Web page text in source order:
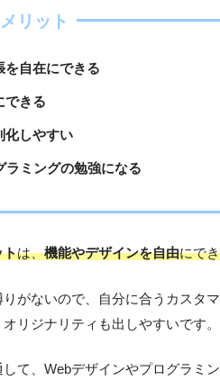
リット
を自在にできる
できる
化しやすい
ラミングの勉強になる
トは、機能やデザインを自由にで
がないので、自分に合うカスタ
リジナリティも出しやすいです。
て、Webデザインやプログラミ